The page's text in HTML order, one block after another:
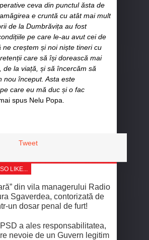
ceva din punctul ăsta de
e cruntă cu atât mai mult
de la Dumbrăvița au fost
pe care le-au avut cei de
ne creștem și noi niște tineri cu
care să își dorească mai
de la viață, și să încercăm să
nou început. Asta este
care eu mă duc și o fac
spus Nelu Popa.
Tweet
LIKE...
din vila managerului Radio
Sgaverdea, contorizată de
un dosar penal de furt!
a ales responsabilitatea,
nevoie de un Guvern legitim